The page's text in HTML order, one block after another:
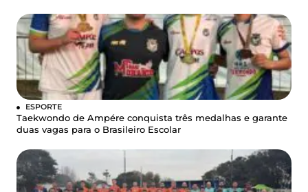
ESPORTE
Taekwondo de Ampére conquista três medalhas e garante
duas vagas para o Brasileiro Escolar